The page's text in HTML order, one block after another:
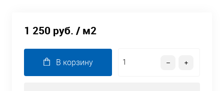
1 250 руб. / м2
В корзину